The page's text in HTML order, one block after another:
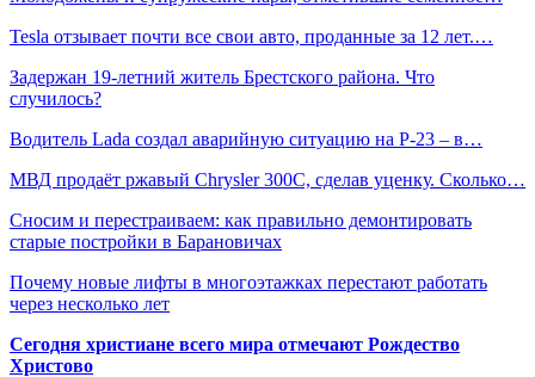
Tesla отзывает почти все свои авто, проданные за 12 лет.…
Задержан 19-летний житель Брестского района. Что
случилось?
Водитель Lada создал аварийную ситуацию на Р-23 – в…
МВД продаёт ржавый Chrysler 300С, сделав уценку. Сколько…
Сносим и перестраиваем: как правильно демонтировать
старые постройки в Барановичах
Почему новые лифты в многоэтажках перестают работать
через несколько лет
Сегодня христиане всего мира отмечают Рождество
Христово